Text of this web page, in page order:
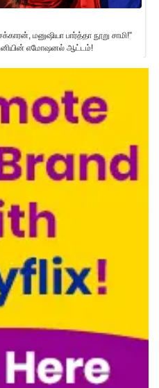
மனுஷியா பார்த்தா நூறு சாமி!”
எமோஷனல் ஆட்டம்!